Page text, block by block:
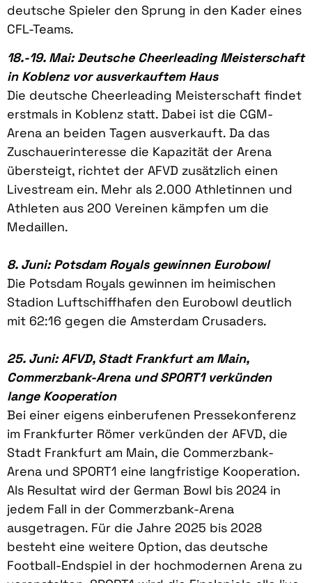
deutsche Spieler den Sprung in den Kader eines
CFL-Teams.
18.-19. Mai: Deutsche Cheerleading Meisterschaft
in Koblenz vor ausverkauftem Haus
Die deutsche Cheerleading Meisterschaft findet
erstmals in Koblenz statt. Dabei ist die CGM-
Arena an beiden Tagen ausverkauft. Da das
Zuschauerinteresse die Kapazität der Arena
übersteigt, richtet der AFVD zusätzlich einen
Livestream ein. Mehr als 2.000 Athletinnen und
Athleten aus 200 Vereinen kämpfen um die
Medaillen.
8. Juni: Potsdam Royals gewinnen Eurobowl
Die Potsdam Royals gewinnen im heimischen
Stadion Luftschiffhafen den Eurobowl deutlich
mit 62:16 gegen die Amsterdam Crusaders.
25. Juni: AFVD, Stadt Frankfurt am Main,
Commerzbank-Arena und SPORT1 verkünden
lange Kooperation
Bei einer eigens einberufenen Pressekonferenz
im Frankfurter Römer verkünden der AFVD, die
Stadt Frankfurt am Main, die Commerzbank-
Arena und SPORT1 eine langfristige Kooperation.
Als Resultat wird der German Bowl bis 2024 in
jedem Fall in der Commerzbank-Arena
ausgetragen. Für die Jahre 2025 bis 2028
besteht eine weitere Option, das deutsche
Football-Endspiel in der hochmodernen Arena zu